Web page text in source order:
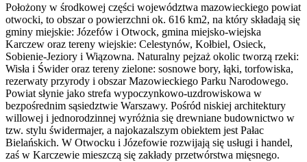
Położony w środkowej części województwa mazowieckiego powiat
otwocki, to obszar o powierzchni ok. 616 km2, na który składają się
gminy miejskie: Józefów i Otwock, gmina miejsko-wiejska
Karczew oraz tereny wiejskie: Celestynów, Kołbiel, Osieck,
Sobienie-Jeziory i Wiązowna. Naturalny pejzaż okolic tworzą rzeki:
Wisła i Świder oraz tereny zielone: sosnowe bory, łąki, torfowiska,
rezerwaty przyrody i obszar Mazowieckiego Parku Narodowego.
Powiat słynie jako strefa wypoczynkowo-uzdrowiskowa w
bezpośrednim sąsiedztwie Warszawy. Pośród niskiej architektury
willowej i jednorodzinnej wyróżnia się drewniane budownictwo w
tzw. stylu świdermajer, a najokazalszym obiektem jest Pałac
Bielańskich. W Otwocku i Józefowie rozwijają się usługi i handel,
zaś w Karczewie mieszczą się zakłady przetwórstwa mięsnego.